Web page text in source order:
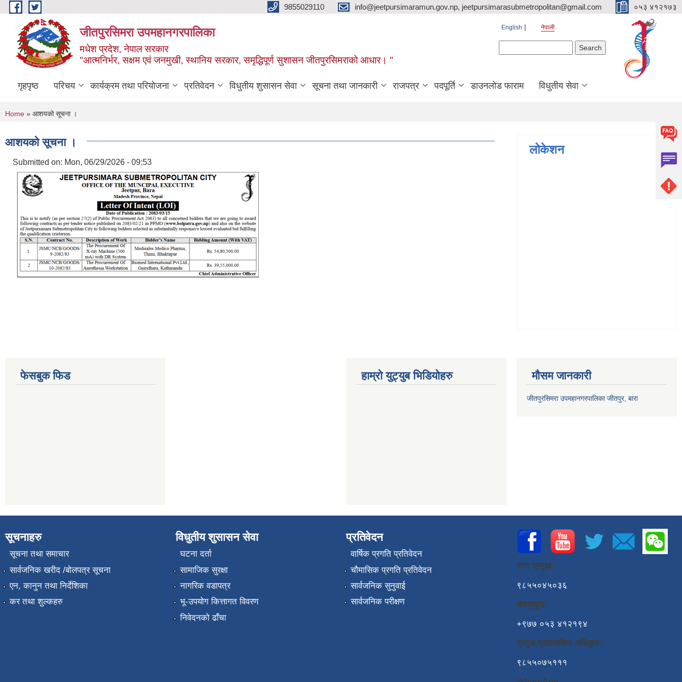
Skip to main content 9855029110 info@jeetpursimaramun.gov.np, jeetpursimarasubmetropolitan@gmail.com ०५३ ४१२१७३
जीतपुरसिमरा उपमहानगरपालिका
मधेश प्रदेश, नेपाल सरकार
"आत्मनिर्भर, सक्षम एवं जनमुखी, स्थानिय सरकार, समृद्धिपूर्ण सुशासन जीतपुरसिमराको आधार। "
English नेपाली
गृहपृष्ठ परिचय कार्यक्रम तथा परियोजना प्रतिवेदन विधुतीय शुसासन सेवा सूचना तथा जानकारी राजपत्र पदपूर्ति डाउनलोड फाराम विधुतीय सेवा
You are here
Home » आशयको सूचना ।
आशयको सूचना ।
Submitted on: Mon, 06/29/2026 - 09:53
लोकेशन
फेसबुक फिड हाम्रो युट्युब भिडियोहरु मौसम जानकारी
जीतपुरसिमरा उपमहानगरपालिका जीतपुर, बारा
सूचनाहरु
सूचना तथा समाचार
सार्वजनिक खरीद /बोलपत्र सूचना
एन, कानुन तथा निर्देशिका
कर तथा शुल्कहरु
विधुतीय शुसासन सेवा
घटना दर्ता
सामाजिक सुरक्षा
नागरिक वडापत्र
भू-उपयोग कित्तागत विवरण
निवेदनको ढाँचा
प्रतिवेदन
वार्षिक प्रगति प्रतिवेदन
चौमासिक प्रगति प्रतिवेदन
सार्वजनिक सुनुवाई
सार्वजनिक परीक्षण
नगर प्रमुख:
९८५५०४५०३६
उपप्रमुख:
+९७७ ०५३ ४१२१९४
प्रमुख प्रशासकिय अधिकृत:
९८५५०७५१११